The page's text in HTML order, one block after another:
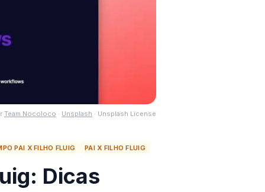
Team Nocoloco · Unsplash · Unsplash License
PAI X FILHO FLUIG PAI X FILHO FLUIG
Dicas